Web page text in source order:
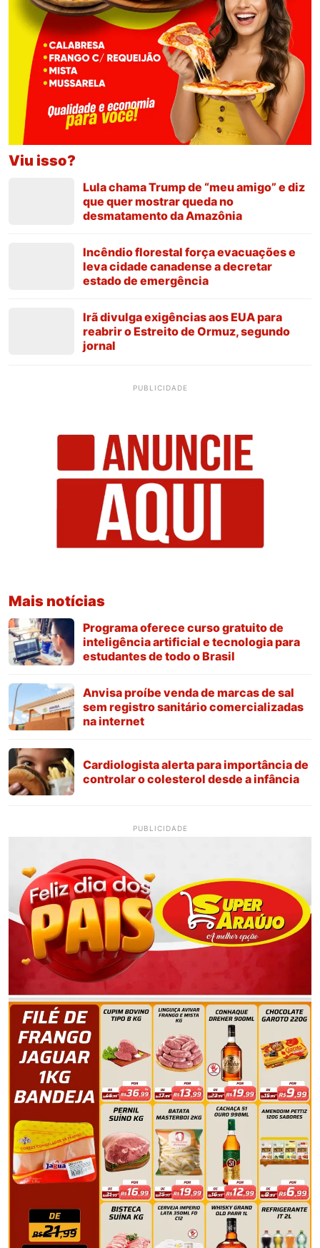
Viu isso?
Lula chama Trump de “meu amigo” e diz
que quer mostrar queda no
desmatamento da Amazônia
Incêndio florestal força evacuações e
leva cidade canadense a decretar
estado de emergência
Irã divulga exigências aos EUA para
reabrir o Estreito de Ormuz, segundo
jornal
PUBLICIDADE
Mais notícias
Programa oferece curso gratuito de
inteligência artificial e tecnologia para
estudantes de todo o Brasil
Anvisa proíbe venda de marcas de sal
sem registro sanitário comercializadas
na internet
Cardiologista alerta para importância de
controlar o colesterol desde a infância
PUBLICIDADE